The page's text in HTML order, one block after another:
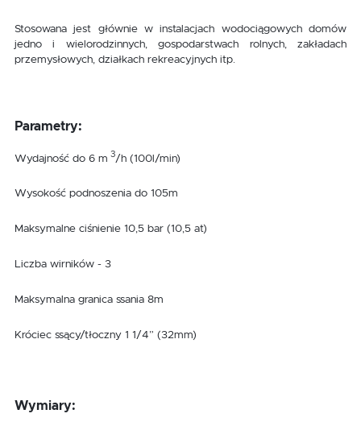
Stosowana jest głównie w instalacjach wodociągowych domów
jedno i wielorodzinnych, gospodarstwach rolnych, zakładach
przemysłowych, działkach rekreacyjnych itp.
Parametry:
Wydajność do 6 m 3/h (100l/min)
Wysokość podnoszenia do 105m
Maksymalne ciśnienie 10,5 bar (10,5 at)
Liczba wirników - 3
Maksymalna granica ssania 8m
Króciec ssący/tłoczny 1 1/4” (32mm)
Wymiary: